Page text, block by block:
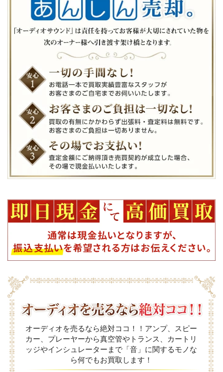
オーディオを売るなら絶対ココ！！アンプ、スピー
カー、プレーヤーから真空管やトランス、カートリ
ッジやインシュレーターまで「音」に関するモノな
ら何でもお買取します！